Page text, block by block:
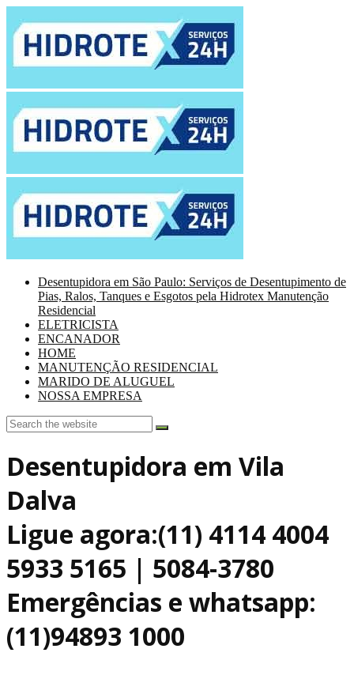
Desentupidora em São Paulo: Serviços de Desentupimento de
Pias, Ralos, Tanques e Esgotos pela Hidrotex Manutenção
Residencial
ELETRICISTA
ENCANADOR
HOME
MANUTENÇÃO RESIDENCIAL
MARIDO DE ALUGUEL
NOSSA EMPRESA
Desentupidora em Vila
Dalva
Ligue agora:(11) 4114 4004
5933 5165 | 5084-3780
Emergências e whatsapp:
(11)94893 1000